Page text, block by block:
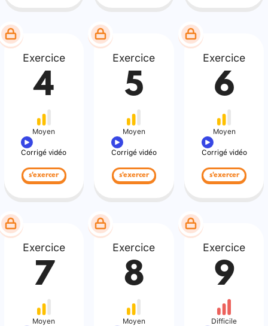
Exercice
4
Moyen
Corrigé vidéo
s'exercer
Exercice
5
Moyen
Corrigé vidéo
s'exercer
Exercice
6
Moyen
Corrigé vidéo
s'exercer
Exercice
7
Moyen
Exercice
8
Moyen
Exercice
9
Difficile